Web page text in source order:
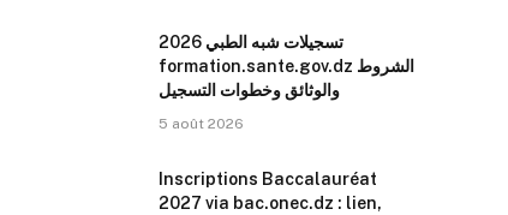
تسجيلات شبه الطبي 2026
formation.sante.gov.dz الشروط
والوثائق وخطوات التسجيل
5 août 2026
Inscriptions Baccalauréat
2027 via bac.onec.dz : lien,